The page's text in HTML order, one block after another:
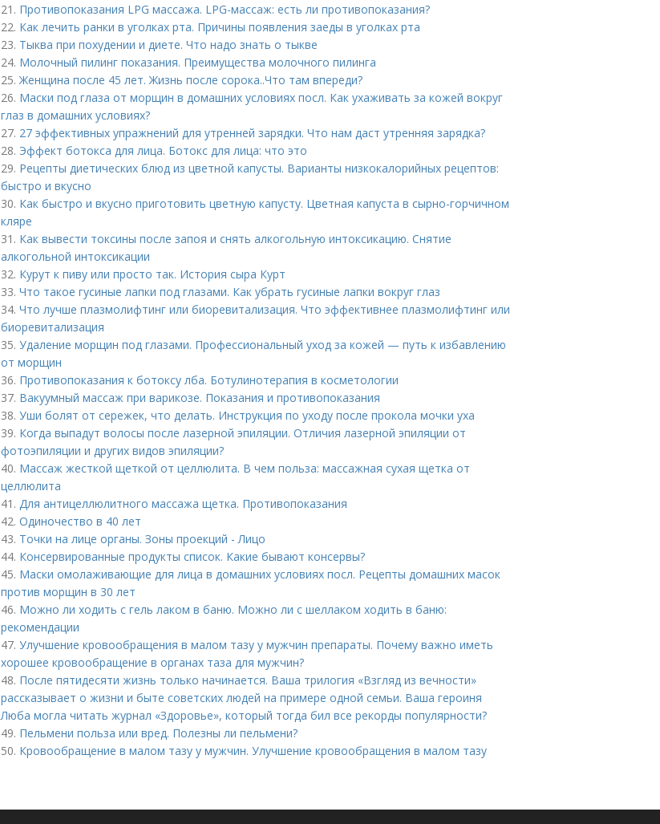
21. Противопоказания LPG массажа. LPG-массаж: есть ли противопоказания?
22. Как лечить ранки в уголках рта. Причины появления заеды в уголках рта
23. Тыква при похудении и диете. Что надо знать о тыкве
24. Молочный пилинг показания. Преимущества молочного пилинга
25.Женщина после 45 лет. Жизнь после сорока..Что там впереди?
26. Маски под глаза от морщин в домашних условиях посл. Как ухаживать за кожей вокруг
глаз в домашних условиях?
27. 27 эффективных упражнений для утренней зарядки. Что нам даст утренняя зарядка?
28. Эффект ботокса для лица. Ботокс для лица: что это
29. Рецепты диетических блюд из цветной капусты. Варианты низкокалорийных рецептов:
быстро и вкусно
30. Как быстро и вкусно приготовить цветную капусту. Цветная капуста в сырно-горчичном
кляре
31. Как вывести токсины после запоя и снять алкогольную интоксикацию. Снятие
алкогольной интоксикации
32. Курут к пиву или просто так. История сыра Курт
33. Что такое гусиные лапки под глазами. Как убрать гусиные лапки вокруг глаз
34. Что лучше плазмолифтинг или биоревитализация. Что эффективнее плазмолифтинг или
биоревитализация
35. Удаление морщин под глазами. Профессиональный уход за кожей — путь к избавлению
от морщин
36. Противопоказания к ботоксу лба. Ботулинотерапия в косметологии
37. Вакуумный массаж при варикозе. Показания и противопоказания
38. Уши болят от сережек, что делать. Инструкция по уходу после прокола мочки уха
39. Когда выпадут волосы после лазерной эпиляции. Отличия лазерной эпиляции от
фотоэпиляции и других видов эпиляции?
40. Массаж жесткой щеткой от целлюлита. В чем польза: массажная сухая щетка от
целлюлита
41. Для антицеллюлитного массажа щетка. Противопоказания
42. Одиночество в 40 лет
43. Точки на лице органы. Зоны проекций - Лицо
44. Консервированные продукты список. Какие бывают консервы?
45. Маски омолаживающие для лица в домашних условиях посл. Рецепты домашних масок
против морщин в 30 лет
46. Можно ли ходить с гель лаком в баню. Можно ли с шеллаком ходить в баню:
рекомендации
47. Улучшение кровообращения в малом тазу у мужчин препараты. Почему важно иметь
хорошее кровообращение в органах таза для мужчин?
48. После пятидесяти жизнь только начинается. Ваша трилогия «Взгляд из вечности»
рассказывает о жизни и быте советских людей на примере одной семьи. Ваша героиня
Люба могла читать журнал «Здоровье», который тогда бил все рекорды популярности?
49. Пельмени польза или вред. Полезны ли пельмени?
50. Кровообращение в малом тазу у мужчин. Улучшение кровообращения в малом тазу